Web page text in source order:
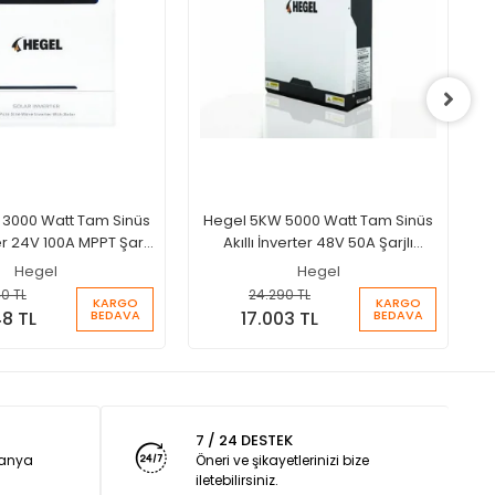
Watt Tam Sinüs
24V 100A MPPT Şarjlı
İnverter
Hegel
TL
TL
KARGO
BEDAVA
Hegel 5KW 5000 Watt Tam Sinüs
Akıllı İnverter 48V 50A Şarjlı
İnverter
Hegel
24.290 TL
17.003 TL
KARGO
BEDAVA
7 / 24 DESTEK
Öneri ve şikayetlerinizi bize
iletebilirsiniz.